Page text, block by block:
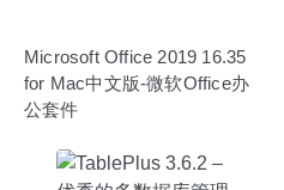
Microsoft Office 2019 16.35
for Mac中文版-微软Office办
公套件